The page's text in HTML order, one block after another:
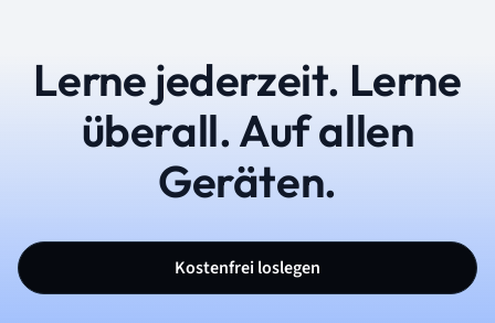
Lerne jederzeit. Lerne
überall. Auf allen
Geräten.
Kostenfrei loslegen